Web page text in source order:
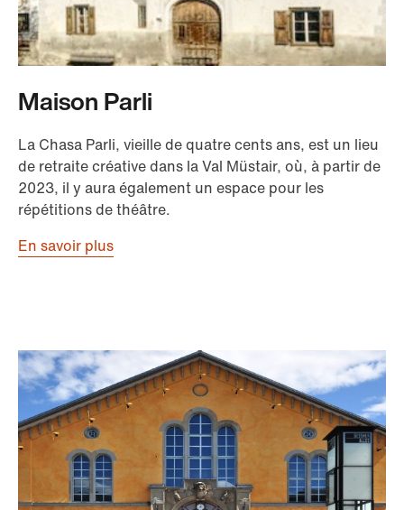
Maison Parli
La Chasa Parli, vieille de quatre cents ans, est un lieu
de retraite créative dans la Val Müstair, où, à partir de
2023, il y aura également un espace pour les
répétitions de théâtre.
En savoir plus